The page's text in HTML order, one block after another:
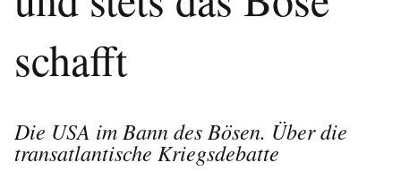
schafft
Die USA im Bann des Bösen. Über die
transatlantische Kriegsdebatte